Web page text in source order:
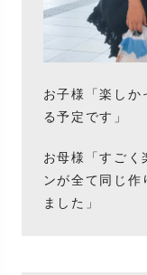
お子様「楽しか
る予定です」
お母様「すごく
ンが全て同じ作
ました」